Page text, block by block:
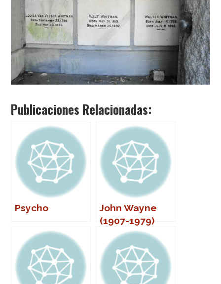
Publicaciones Relacionadas:
Psycho
John Wayne
(1907-1979)